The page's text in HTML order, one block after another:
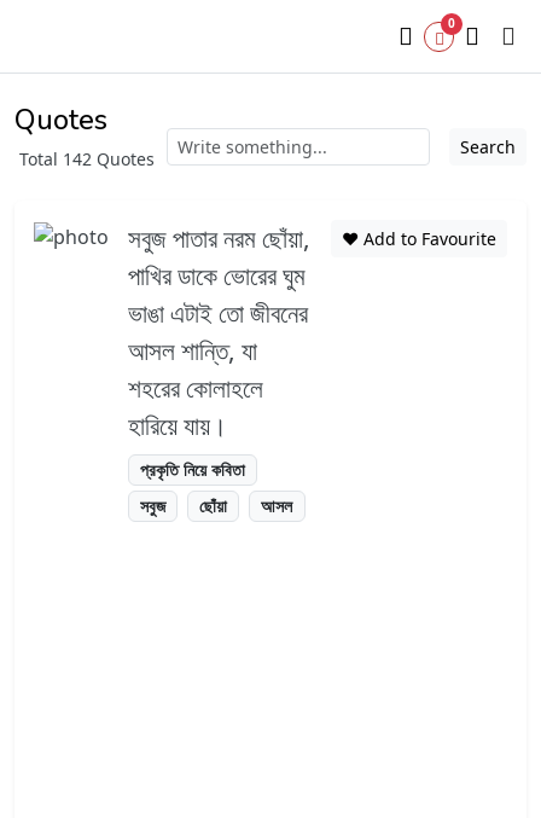
0
Quotes
Total 142 Quotes
Search
সবুজ পাতার নরম ছোঁয়া,
পাখির ডাকে ভোরের ঘুম
ভাঙা এটাই তো জীবনের
আসল শান্তি, যা
শহরের কোলাহলে
হারিয়ে যায়।
প্রকৃতি নিয়ে কবিতা
সবুজ
ছোঁয়া আসল
❤️ Add to Favourite